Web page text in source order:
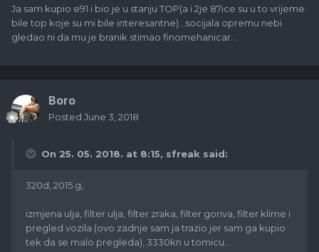
Ja sam kupio e91 i bio je u stanju TOP(a i 2je 87ice su u to vrijeme
bile top koje su mi bile interesantne)...socijala opremu nebi
gledao ni da mu je branik stimao finomehanicar...
Boro
Posted June 3, 2018
On 25. 05. 2018. at 8:15, sfreak said:
320d, 2015.g,
izmjena ulja, filter ulja, filter zraka, filter goriva, filter klime i
pregled vozila (ovo zadnje sam ja trazio jer sam ga kupio
tek da se malo pregleda), 3330kn u tomicu...